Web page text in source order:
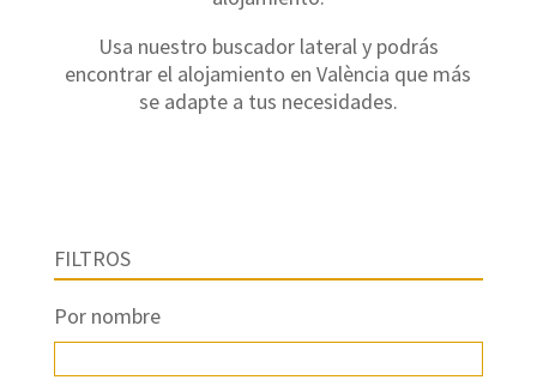
Usa nuestro buscador lateral y podrás
encontrar el alojamiento en València que más
se adapte a tus necesidades.
FILTROS
Por nombre